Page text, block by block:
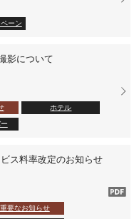
ーン
影について
ホテル
ス料率改定のお知らせ
重要なお知らせ